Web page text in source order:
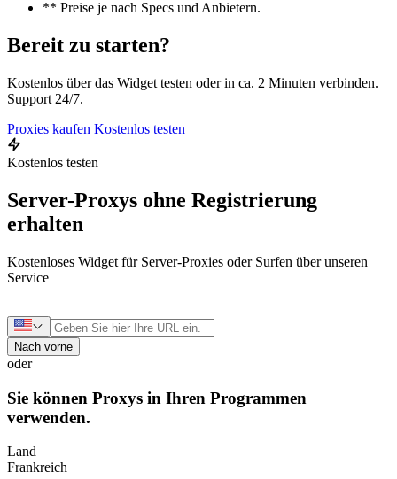
** Preise je nach Specs und Anbietern.
Bereit zu starten?
Kostenlos über das Widget testen oder in ca. 2 Minuten verbinden.
Support 24/7.
Proxies kaufen Kostenlos testen
Kostenlos testen
Server-Proxys ohne Registrierung
erhalten
Kostenloses Widget für Server-Proxies oder Surfen über unseren
Service
Nach vorne
oder
Sie können Proxys in Ihren Programmen
verwenden.
Land
Frankreich